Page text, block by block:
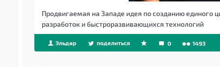
Продвигаемая на Западе идея по созданию единого
разработок и быстроразвивающихся технологий
Эльдар поделиться 0 1493